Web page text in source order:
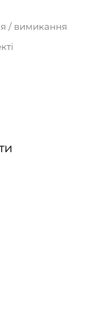
/ вимикання